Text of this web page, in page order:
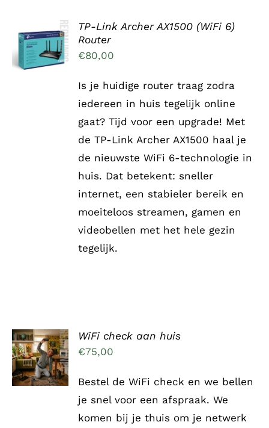
TOEVOEGEN
AAN
WINKELWAGEN
/
TP-Link Archer AX1500 (WiFi 6)
Router
€80,00
Is je huidige router traag zodra
iedereen in huis tegelijk online
gaat? Tijd voor een upgrade! Met
de TP-Link Archer AX1500 haal je
de nieuwste WiFi 6-technologie in
huis. Dat betekent: sneller
internet, een stabieler bereik en
moeiteloos streamen, gamen en
videobellen met het hele gezin
tegelijk.
TOEVOEGEN
AAN
WINKELWAGEN
/
DETAILS
WiFi check aan huis
€75,00
Bestel de WiFi check en we bellen
je snel voor een afspraak. We
komen bij je thuis om je netwerk